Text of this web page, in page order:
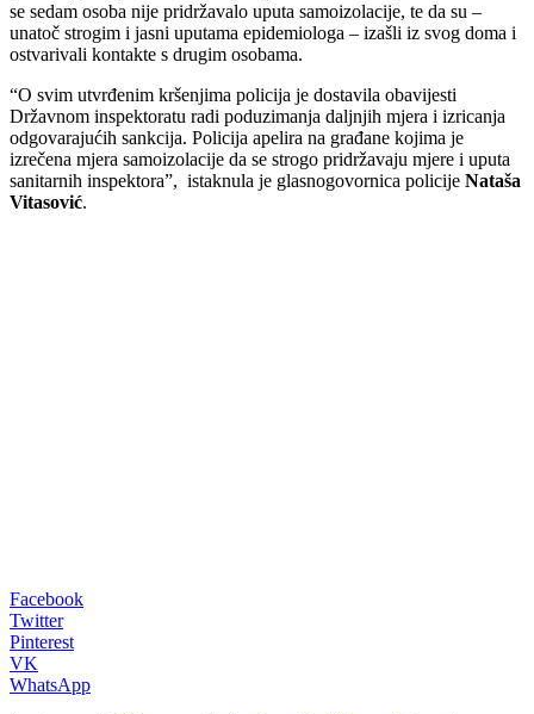
se sedam osoba nije pridržavalo uputa samoizolacije, te da su –
unatoč strogim i jasni uputama epidemiologa – izašli iz svog doma i
ostvarivali kontakte s drugim osobama.
“O svim utvrđenim kršenjima policija je dostavila obavijesti
Državnom inspektoratu radi poduzimanja daljnjih mjera i izricanja
odgovarajućih sankcija. Policija apelira na građane kojima je
izrečena mjera samoizolacije da se strogo pridržavaju mjere i uputa
sanitarnih inspektora”, istaknula je glasnogovornica policije Nataša
Vitasović.
Facebook
Twitter
Pinterest
VK
WhatsApp